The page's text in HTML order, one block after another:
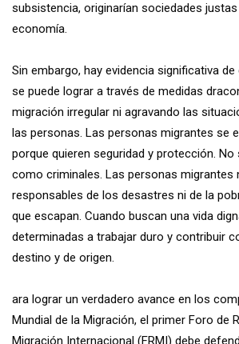
subsistencia, originarían sociedades
economía.
Sin embargo, hay evidencia significativa
se puede lograr a través de medidas
migración irregular ni agravando las
las personas. Las personas migrantes se
porque quieren seguridad y protección.
como criminales. Las personas migrantes
responsables de los desastres ni de la
que escapan. Cuando buscan una vida
determinadas a trabajar duro y contribuir
destino y de origen.
ara lograr un verdadero avance en los
Mundial de la Migración, el primer Foro de
Migración Internacional (FRMI) debe